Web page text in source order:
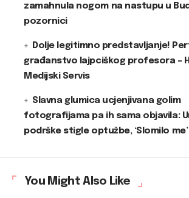
zamahnula nogom na nastupu u
pozornici
Dolje legitimno predstavljanje!
građanstvo lajpciškog profesora –
Medijski Servis
Slavna glumica ucjenjivana golim
fotografijama pa ih sama objavila:
podrške stigle optužbe, ‘Slomilo me’
You Might Also Like